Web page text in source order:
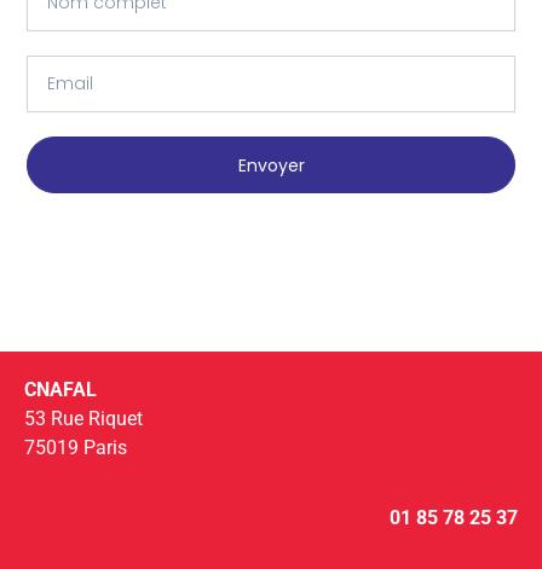
Envoyer
CNAFAL
53 Rue Riquet
75019 Paris
01 85 78 25 37